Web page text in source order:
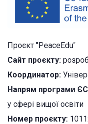
Проєкт "PeaceEdu"
Сайт проєкту:
Координатор:
Напрям програми
у сфері вищої освіти
Номер проєкту: